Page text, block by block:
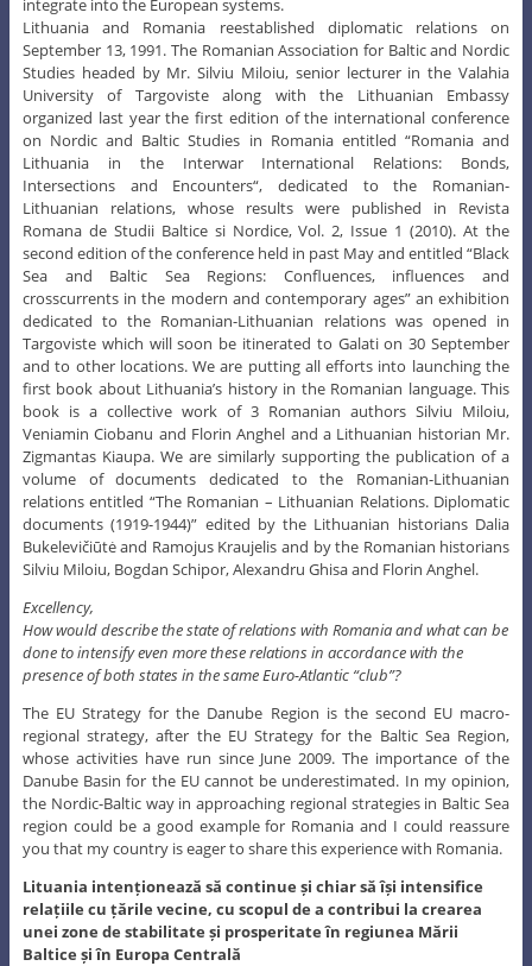
integrate into the European systems.
Lithuania and Romania reestablished diplomatic relations on
September 13, 1991. The Romanian Association for Baltic and Nordic
Studies headed by Mr. Silviu Miloiu, senior lecturer in the Valahia
University of Targoviste along with the Lithuanian Embassy
organized last year the first edition of the international conference
on Nordic and Baltic Studies in Romania entitled “Romania and
Lithuania in the Interwar International Relations: Bonds,
Intersections and Encounters“, dedicated to the Romanian-
Lithuanian relations, whose results were published in Revista
Romana de Studii Baltice si Nordice, Vol. 2, Issue 1 (2010). At the
second edition of the conference held in past May and entitled “Black
Sea and Baltic Sea Regions: Confluences, influences and
crosscurrents in the modern and contemporary ages” an exhibition
dedicated to the Romanian-Lithuanian relations was opened in
Targoviste which will soon be itinerated to Galati on 30 September
and to other locations. We are putting all efforts into launching the
first book about Lithuania’s history in the Romanian language. This
book is a collective work of 3 Romanian authors Silviu Miloiu,
Veniamin Ciobanu and Florin Anghel and a Lithuanian historian Mr.
Zigmantas Kiaupa. We are similarly supporting the publication of a
volume of documents dedicated to the Romanian-Lithuanian
relations entitled “The Romanian – Lithuanian Relations. Diplomatic
documents (1919-1944)” edited by the Lithuanian historians Dalia
Bukelevičiūtė and Ramojus Kraujelis and by the Romanian historians
Silviu Miloiu, Bogdan Schipor, Alexandru Ghisa and Florin Anghel.
Excellency,
How would describe the state of relations with Romania and what can be
done to intensify even more these relations in accordance with the
presence of both states in the same Euro-Atlantic “club”?
The EU Strategy for the Danube Region is the second EU macro-
regional strategy, after the EU Strategy for the Baltic Sea Region,
whose activities have run since June 2009. The importance of the
Danube Basin for the EU cannot be underestimated. In my opinion,
the Nordic-Baltic way in approaching regional strategies in Baltic Sea
region could be a good example for Romania and I could reassure
you that my country is eager to share this experience with Romania.
Lituania intenționează să continue și chiar să își intensifice
relațiile cu țările vecine, cu scopul de a contribui la crearea
unei zone de stabilitate și prosperitate în regiunea Mării
Baltice și în Europa Centrală